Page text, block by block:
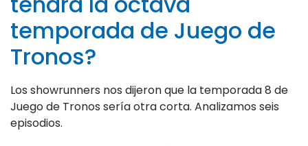
temporada de Juego de
Tronos?
Los showrunners nos dijeron que la temporada 8 de
Juego de Tronos sería otra corta. Analizamos seis
episodios.